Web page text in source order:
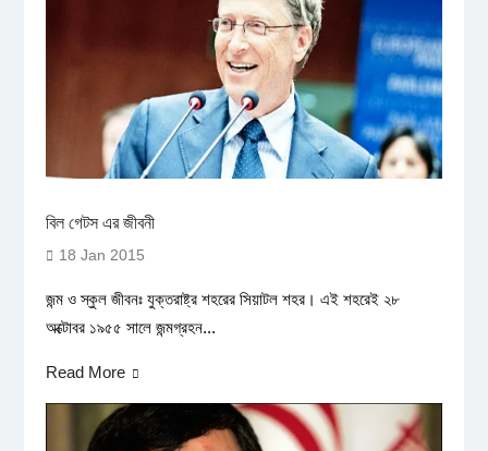
বিল গেটস এর জীবনী
18 Jan 2015
জন্ম ও স্কুল জীবনঃ যুক্তরাষ্ট্র শহরের সিয়াটল শহর। এই শহরেই ২৮
অক্টোবর ১৯৫৫ সালে জন্মগ্রহন...
Read More